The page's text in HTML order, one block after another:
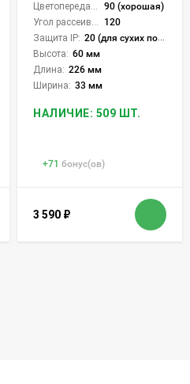
Цветопередача (CRI):
90 (хорошая)
Угол рассеивания света °:
120
Защита IP: 20 (для сухих пом.)
Высота: 60 мм
Длина: 226 мм
Ширина: 33 мм
НАЛИЧИЕ: 509 ШТ.
+71 бонус(ов)
3 590 ₽